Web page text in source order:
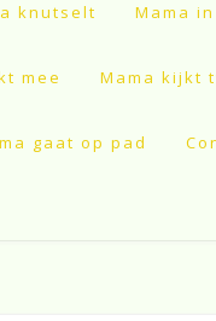
knutselt Mama
mee Mama kijkt
gaat op pad